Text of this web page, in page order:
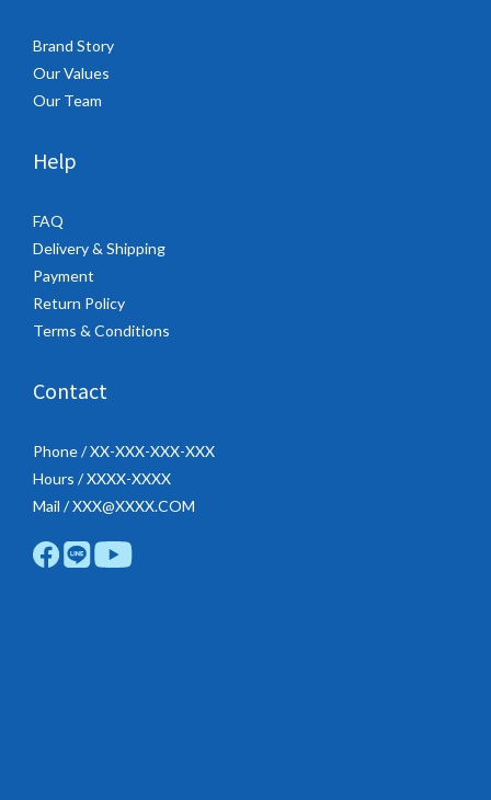
Brand Story
Our Values
Our Team
Help
FAQ
Delivery & Shipping
Payment
Return Policy
Terms & Conditions
Contact
Phone / XX-XXX-XXX-XXX
Hours / XXXX-XXXX
Mail / XXX@XXXX.COM